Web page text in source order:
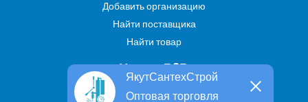
ЯкутСантехСтрой
Оптовая торговля
Добавить организацию
Найти поставщика
Найти товар
Услуги В2В
Найти услугу